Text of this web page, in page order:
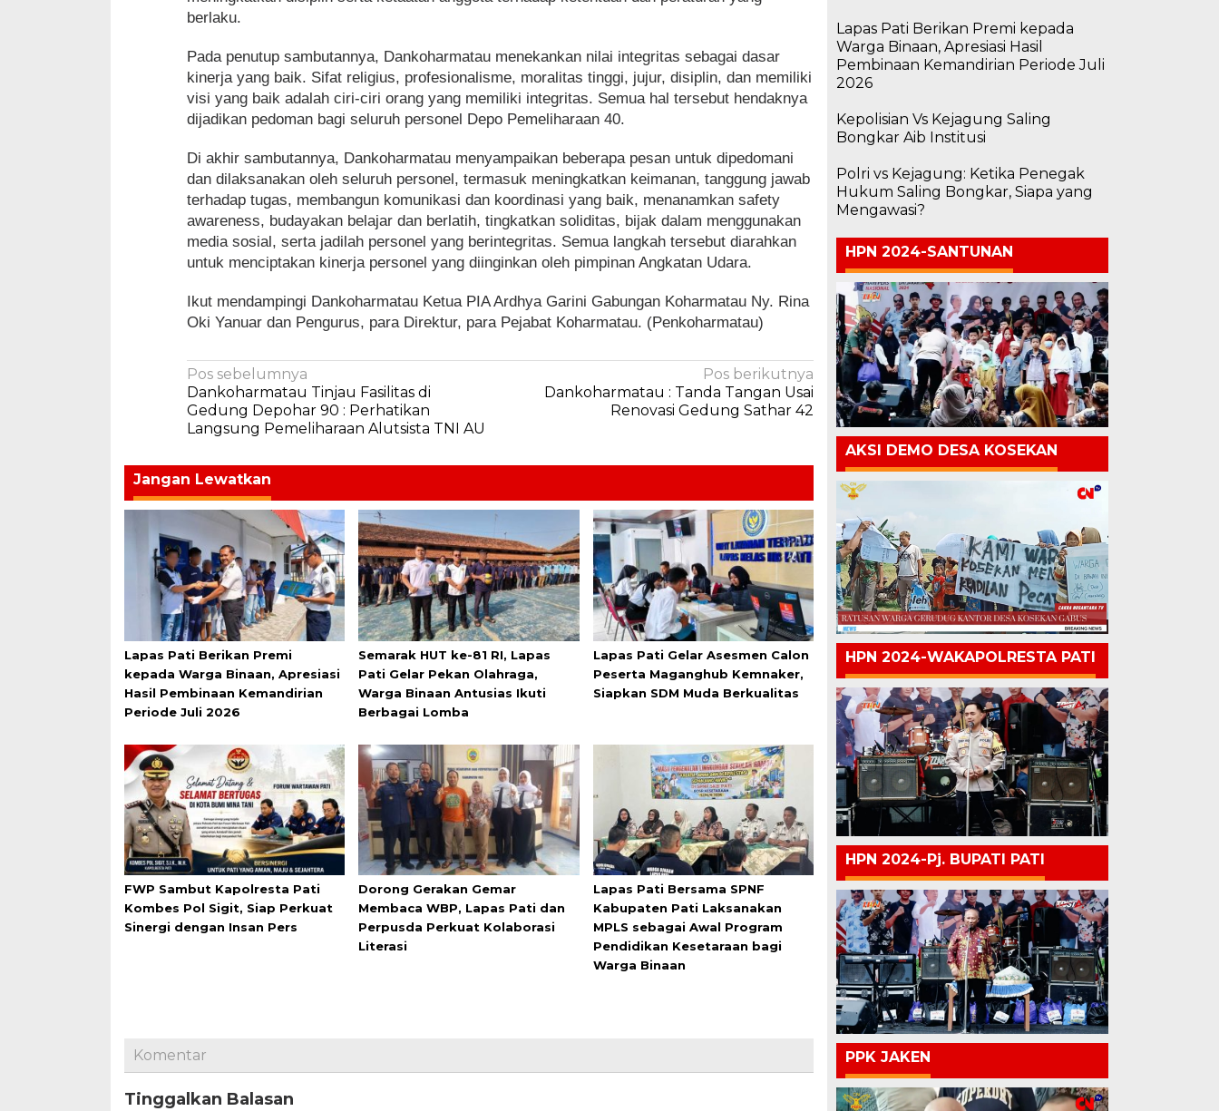
berlaku.
Pada penutup sambutannya, Dankoharmatau menekankan nilai integritas sebagai dasar
kinerja yang baik. Sifat religius, profesionalisme, moralitas tinggi, jujur, disiplin, dan memiliki
visi yang baik adalah ciri-ciri orang yang memiliki integritas. Semua hal tersebut hendaknya
dijadikan pedoman bagi seluruh personel Depo Pemeliharaan 40.
Di akhir sambutannya, Dankoharmatau menyampaikan beberapa pesan untuk dipedomani
dan dilaksanakan oleh seluruh personel, termasuk meningkatkan keimanan, tanggung jawab
terhadap tugas, membangun komunikasi dan koordinasi yang baik, menanamkan safety
awareness, budayakan belajar dan berlatih, tingkatkan soliditas, bijak dalam menggunakan
media sosial, serta jadilah personel yang berintegritas. Semua langkah tersebut diarahkan
untuk menciptakan kinerja personel yang diinginkan oleh pimpinan Angkatan Udara.
Ikut mendampingi Dankoharmatau Ketua PIA Ardhya Garini Gabungan Koharmatau Ny. Rina
Oki Yanuar dan Pengurus, para Direktur, para Pejabat Koharmatau. (Penkoharmatau)
Navigasi
pos
Pos sebelumnya
Dankoharmatau Tinjau Fasilitas di
Gedung Depohar 90 : Perhatikan
Langsung Pemeliharaan Alutsista TNI AU
Pos berikutnya
Dankoharmatau : Tanda Tangan Usai
Renovasi Gedung Sathar 42
Jangan Lewatkan
Lapas Pati Berikan Premi
kepada Warga Binaan, Apresiasi
Hasil Pembinaan Kemandirian
Periode Juli 2026
Semarak HUT ke-81 RI, Lapas
Pati Gelar Pekan Olahraga,
Warga Binaan Antusias Ikuti
Berbagai Lomba
Lapas Pati Gelar Asesmen Calon
Peserta Maganghub Kemnaker,
Siapkan SDM Muda Berkualitas
FWP Sambut Kapolresta Pati
Kombes Pol Sigit, Siap Perkuat
Sinergi dengan Insan Pers
Dorong Gerakan Gemar
Membaca WBP, Lapas Pati dan
Perpusda Perkuat Kolaborasi
Literasi
Lapas Pati Bersama SPNF
Kabupaten Pati Laksanakan
MPLS sebagai Awal Program
Pendidikan Kesetaraan bagi
Warga Binaan
Komentar
Tinggalkan Balasan
Lapas Pati Berikan Premi kepada
Warga Binaan, Apresiasi Hasil
Pembinaan Kemandirian Periode Juli
2026
Kepolisian Vs Kejagung Saling
Bongkar Aib Institusi
Polri vs Kejagung: Ketika Penegak
Hukum Saling Bongkar, Siapa yang
Mengawasi?
HPN 2024-SANTUNAN
AKSI DEMO DESA KOSEKAN
HPN 2024-WAKAPOLRESTA PATI
HPN 2024-Pj. BUPATI PATI
PPK JAKEN